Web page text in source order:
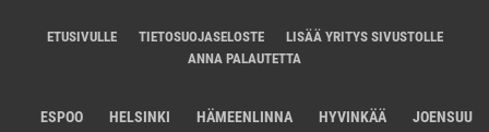
ETUSIVULLE TIETOSUOJASELOSTE
LISÄÄ YRITYS SIVUSTOLLE
ANNA PALAUTETTA
ESPOO HELSINKI HÄMEENLINNA HYVINKÄÄ JOENSUU